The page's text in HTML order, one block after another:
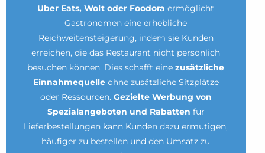
Uber Eats, Wolt oder Foodora ermöglicht
Gastronomen eine erhebliche
Reichweitensteigerung, indem sie Kunden
erreichen, die das Restaurant nicht persönlich
besuchen können. Dies schafft einezusätzliche
Einnahmequelleohne zusätzliche Sitzplätze
oder Ressourcen. Gezielte Werbung von
Spezialangeboten und Rabatten für
Lieferbestellungen kann Kunden dazu ermutigen,
häufiger zu bestellen und den Umsatz zu